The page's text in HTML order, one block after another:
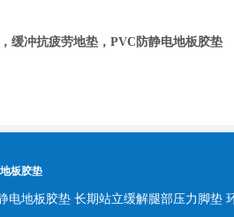
缓冲抗疲劳地垫，PVC防静电地板胶垫
板胶垫